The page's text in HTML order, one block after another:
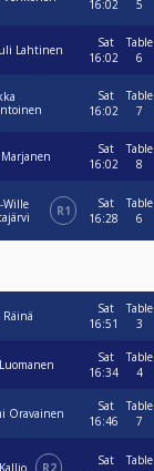
16:02 5
Lahtinen
Sat
16:02
Table
6
Sat
16:02
Table
7
Sat
16:02
Table
8
Wille
R1
Sat
16:28
Table
6
Räinä
Sat
16:51
Table
3
Sat
16:34
Table
4
Oravainen
Sat
16:46
Table
7
Sat
Table